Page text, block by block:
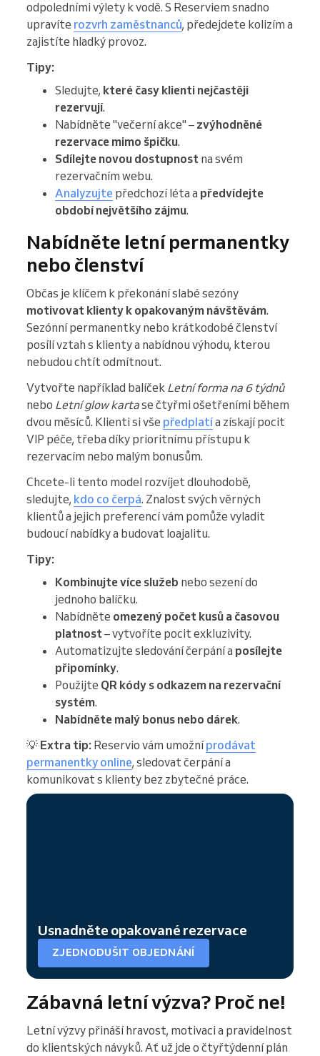
odpoledními výlety k vodě. S Reserviem snadno
upravíte rozvrh zaměstnanců, předejdete kolizím a
zajistíte hladký provoz.
Tipy:
Sledujte, které časy klienti nejčastěji
rezervují.
Nabídněte "večerní akce" – zvýhodněné
rezervace mimo špičku.
Sdílejte novou dostupnost na svém
rezervačním webu.
Analyzujte předchozí léta a předvídejte
období největšího zájmu.
Nabídněte letní permanentky
nebo členství
Občas je klíčem k překonání slabé sezóny
motivovat klienty k opakovaným návštěvám.
Sezónní permanentky nebo krátkodobé členství
posílí vztah s klienty a nabídnou výhodu, kterou
nebudou chtít odmítnout.
Vytvořte například balíček Letní forma na 6 týdnů
nebo Letní glow kartase čtyřmi ošetřeními během
dvou měsíců. Klienti si vše předplatía získají pocit
VIP péče, třeba díky prioritnímu přístupu k
rezervacím nebo malým bonusům.
Chcete-li tento model rozvíjet dlouhodobě,
sledujte, kdo co čerpá. Znalost svých věrných
klientů a jejich preferencí vám pomůže vyladit
budoucí nabídky a budovat loajalitu.
Tipy:
Kombinujte více služeb nebo sezení do
jednoho balíčku.
Nabídněte omezený počet kusů a časovou
platnost – vytvoříte pocit exkluzivity.
Automatizujte sledování čerpání a posílejte
připomínky.
Použijte QR kódy s odkazem na rezervační
systém.
Nabídněte malý bonus nebo dárek.
💡 Extra tip: Reservio vám umožníprodávat
permanentky online, sledovat čerpání a
komunikovat s klienty bez zbytečné práce.
Usnadněte opakované rezervace
ZJEDNODUŠIT OBJEDNÁNÍ
Zábavná letní výzva? Proč ne!
Letní výzvy přináší hravost, motivaci a pravidelnost
do klientských návyků. Ať už jde o čtyřtýdenní plán